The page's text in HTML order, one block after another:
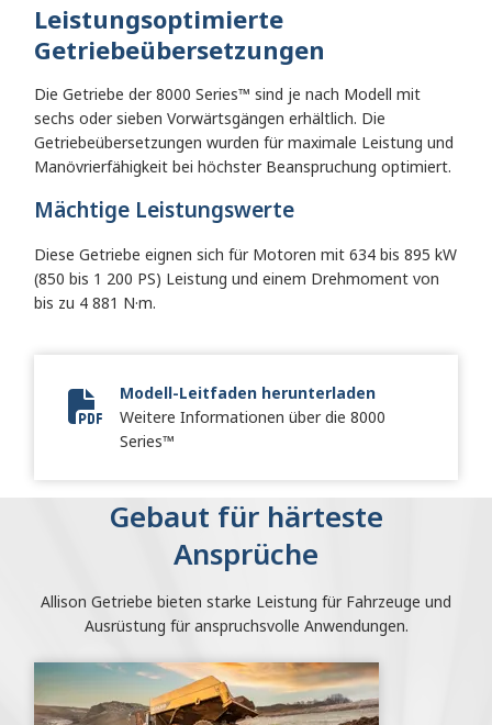
Leistungsoptimierte
Getriebeübersetzungen
Die Getriebe der 8000 Series™ sind je nach Modell mit
sechs oder sieben Vorwärtsgängen erhältlich. Die
Getriebeübersetzungen wurden für maximale Leistung und
Manövrierfähigkeit bei höchster Beanspruchung optimiert.
Mächtige Leistungswerte
Diese Getriebe eignen sich für Motoren mit 634 bis 895 kW
(850 bis 1 200 PS) Leistung und einem Drehmoment von
bis zu 4 881 N·m.
Vocational Model Guide Digital
Modell-Leitfaden herunterladen
Weitere Informationen über die 8000
Series™
Gebaut für härteste
Ansprüche
Allison Getriebe bieten starke Leistung für Fahrzeuge und
Ausrüstung für anspruchsvolle Anwendungen.